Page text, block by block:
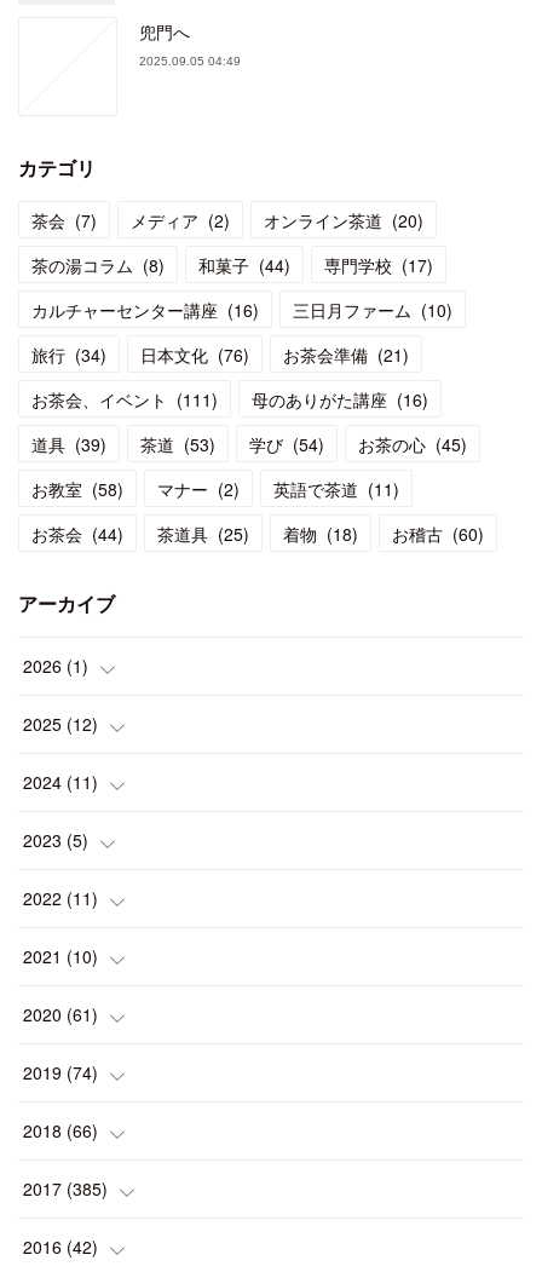
兜門へ
2025.09.05 04:49
カテゴリ
茶会 (7) メディア (2) オンライン茶道 (20)
茶の湯コラム (8) 和菓子 (44) 専門学校 (17)
カルチャーセンター講座 (16) 三日月ファーム (10)
旅行 (34) 日本文化 (76) お茶会準備 (21)
お茶会、イベント (111) 母のありがた講座 (16)
道具 (39) 茶道 (53) 学び (54) お茶の心 (45)
お教室 (58) マナー (2) 英語で茶道 (11)
お茶会 (44) 茶道具 (25) 着物 (18) お稽古 (60)
アーカイブ
2026 (1)
(1)
2025 (12)
( 1)
(1
( 2)
( 1)
( 1)
2024 (11)
(1
( 1)
(1)
(2)
( 1)
2023 (5)
( 1)
(2)
(1)
(1)
2022 (11)
(1)
(2)
(4)
(1)
(1)
2021 (10)
(2)
(2)
(1)
(2)
(3)
2020 (61)
(1)
(1)
(2)
(1)
2019 (74)
(10
(7)
(2)
2018 (66)
(7)
(5)
2017 (385)
(142)
2016 (42)